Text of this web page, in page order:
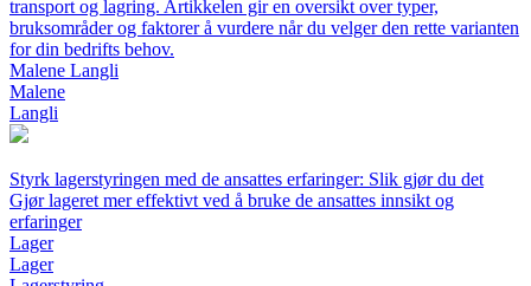
transport og lagring. Artikkelen gir en oversikt over typer,
bruksområder og faktorer å vurdere når du velger den rette varianten
for din bedrifts behov.
Malene Langli
Malene
Langli
Styrk lagerstyringen med de ansattes erfaringer: Slik gjør du det
Gjør lageret mer effektivt ved å bruke de ansattes innsikt og
erfaringer
Lager
Lager